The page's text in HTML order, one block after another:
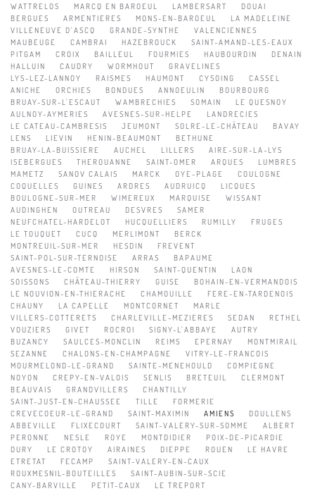
WATTRELOS
MARCQ EN BAROEUL LAMBERSART
DOUAI
BERGUES
ARMENTIERES MONS-EN-BAROEUL
LA MADELEINE
VILLENEUVE D'ASCQ
GRANDE-SYNTHE
VALENCIENNES
MAUBEUGE
CAMBRAI HAZEBROUCK
SAINT-AMAND-LES-EAUX
PITGAM
CROIX BAILLEUL FOURMIES HAUBOURDIN
DENAIN
HALLUIN
CAUDRY WORMHOUT
GRAVELINES
LYS-LEZ-LANNOY
RAISMES HAUMONT CYSOING
CASSEL
ANICHE
ORCHIES BONDUES ANNOEULIN
BOURBOURG
BRUAY-SUR-L'ESCAUT
WAMBRECHIES SOMAIN
LE QUESNOY
AULNOY-AYMERIES
AVESNES-SUR-HELPE
LANDRECIES
LE CATEAU-CAMBRESIS
JEUMONT SOLRE-LE-CHÂTEAU
BAVAY
LENS
LIEVIN HENIN-BEAUMONT
BETHUNE
BRUAY-LA-BUISSIERE
AUCHEL LILLERS
AIRE-SUR-LA-LYS
ISEBERGUES
THEROUANNE SAINT-OMER ARQUES
LUMBRES
MAMETZ
SANOV CALAIS MARCK OYE-PLAGE
COULOGNE
COQUELLES
GUINES ARDRES AUDRUICQ
LICQUES
BOULOGNE-SUR-MER
WIMEREUX MARQUISE
WISSANT
AUDINGHEN
OUTREAU DESVRES
SAMER
NEUFCHATEL-HARDELOT
HUCQUELLIERS RUMILLY
FRUGES
LE TOUQUET
CUCQ MERLIMONT
BERCK
MONTREUIL-SUR-MER
HESDIN
FREVENT
SAINT-POL-SUR-TERNOISE
ARRAS
BAPAUME
AVESNES-LE-COMTE
HIRSON SAINT-QUENTIN
LAON
SOISSONS
CHÂTEAU-THIERRY GUISE
BOHAIN-EN-VERMANDOIS
LE NOUVION-EN-THIERACHE
CHAMOUILLE
FERE-EN-TARDENOIS
CHAUNY
LA CAPELLE MONTCORNET
MARLE
VILLERS-COTTERETS
CHARLEVILLE-MEZIERES SEDAN
RETHEL
VOUZIERS
GIVET ROCROI SIGNY-L'ABBAYE
AUTRY
BUZANCY
SAULCES-MONCLIN REIMS EPERNAY
MONTMIRAIL
SEZANNE
CHALONS-EN-CHAMPAGNE
VITRY-LE-FRANCOIS
MOURMELOND-LE-GRAND
SAINTE-MENEHOULD
COMPIEGNE
NOYON
CREPY-EN-VALOIS SENLIS BRETEUIL
CLERMONT
BEAUVAIS
GRANDVILLERS
CHANTILLY
SAINT-JUST-EN-CHAUSSEE
TILLE
FORMERIE
CREVECOEUR-LE-GRAND
SAINT-MAXIMIN AMIENS
DOULLENS
ABBEVILLE
FLIXECOURT SAINT-VALERY-SUR-SOMME
ALBERT
PERONNE
NESLE ROYE MONTDIDIER
POIX-DE-PICARDIE
DURY
LE CROTOY AIRAINES DIEPPE ROUEN
LE HAVRE
ETRETAT
FECAMP
SAINT-VALERY-EN-CAUX
ROUXMESNIL-BOUTEILLES
SAINT-AUBIN-SUR-SCIE
CANY-BARVILLE
PETIT-CAUX
LE TREPORT